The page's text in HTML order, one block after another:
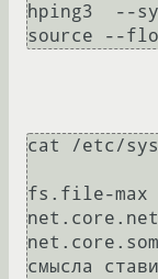
hping3  --
cat /etc/
fs.file-max
смысла